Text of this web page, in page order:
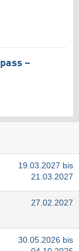
–
19.03.2027 bis
21.03.2027
27.02.2027
30.05.2026 bis